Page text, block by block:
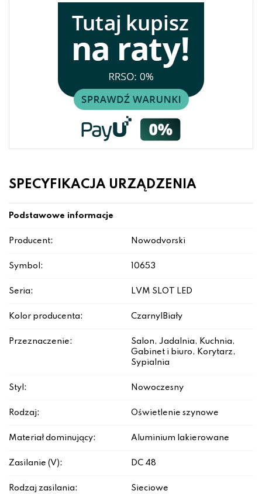
SPECYFIKACJA URZĄDZENIA
Podstawowe informacje
Producent: Nowodvorski
Symbol: 10653
Seria: LVM SLOT LED
Kolor producenta: Czarny|Biały
Przeznaczenie:
Salon, Jadalnia, Kuchnia,
Gabinet i biuro, Korytarz,
Sypialnia
Styl: Nowoczesny
Rodzaj: Oświetlenie szynowe
Materiał dominujący: Aluminium lakierowane
Zasilanie (V): DC 48
Rodzaj zasilania: Sieciowe